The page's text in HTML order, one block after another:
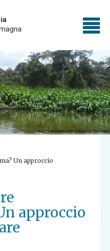
Un approccio
approccio